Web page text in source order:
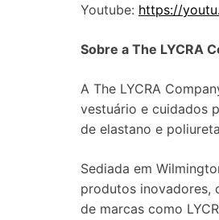
Youtube: https://
Sobre a The LYCRA
A The LYCRA
vestuário e cuidados
de elastano e
Sediada em
produtos inovadores,
de marcas como